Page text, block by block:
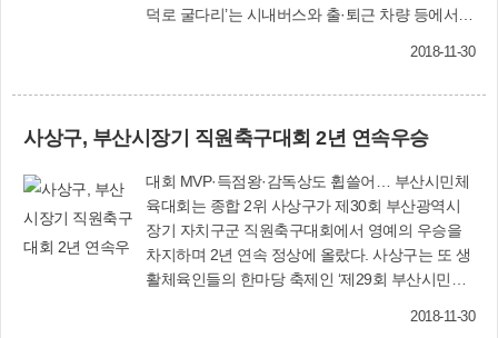
덕로 굴다리’는 시내버스와 출·퇴근 차량 등에서
계에 방음벽을 설치했으며, 노후된 보행등도 조도
벽에 반투명 필름을 부착하고, 상부 슬래브와 벽체
도 새로 페인트칠 했다. 어두웠던 보행로도 아름다
운 색상과 디자인으로 새로 시공함으로써 밝은 이
미지로 바뀌었다. 건설과(☎310-4694)
2018-11-30
사상구, 부산시장기 직원축구대회 2년 연속우승
대회 MVP·득점왕·감독상도 휩쓸어… 부산시민체
육대회는 종합 2위 사상구가 제30회 부산광역시
장기 자치구군 직원축구대회에서 영예의 우승을
차지하며 2년 연속 정상에 올랐다. 사상구는 또 생
활체육인들의 한마당 축제인 ‘제29회 부산시민체
2018-11-30